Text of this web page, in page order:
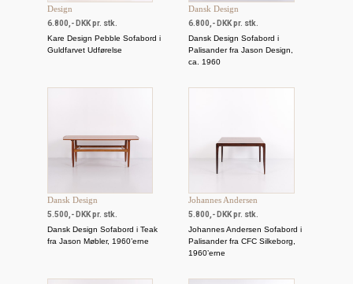
Design
6.800,- DKK pr. stk.
Kare Design Pebble Sofabord i
Guldfarvet Udførelse
Dansk Design
6.800,- DKK pr. stk.
Dansk Design Sofabord i
Palisander fra Jason Design,
ca. 1960
Dansk Design
5.500,- DKK pr. stk.
Dansk Design Sofabord i Teak
fra Jason Møbler, 1960’erne
Johannes Andersen
5.800,- DKK pr. stk.
Johannes Andersen Sofabord i
Palisander fra CFC Silkeborg,
1960’erne